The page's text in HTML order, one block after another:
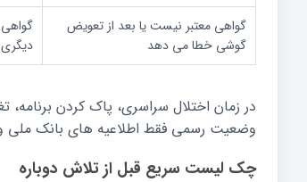
گواهی معتبر نیست یا بعد از تعویض
گوشی خطا می دهد
در زمان اختلال سراسری، پاک کردن برنامه،
وضعیت رسمی فقط اطلاعیه های بانک ملی و
چک لیست سریع قبل از تلاش دوباره